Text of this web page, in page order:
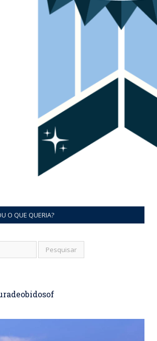
O QUE QUERIA?